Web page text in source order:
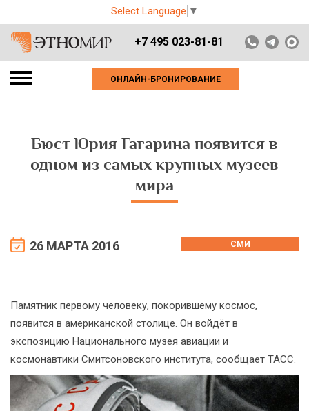
Select Language ▼
+7 495 023-81-81
ОНЛАЙН-БРОНИРОВАНИЕ
Бюст Юрия Гагарина появится в
одном из самых крупных музеев
мира
26 МАРТА 2016 СМИ
Памятник первому человеку, покорившему космос,
появится в американской столице. Он войдёт в
экспозицию Национального музея авиации и
космонавтики Смитсоновского института, сообщает ТАСС.